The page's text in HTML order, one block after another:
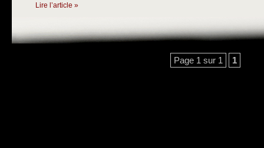
Lire l’article »
Page 1 sur 1 1